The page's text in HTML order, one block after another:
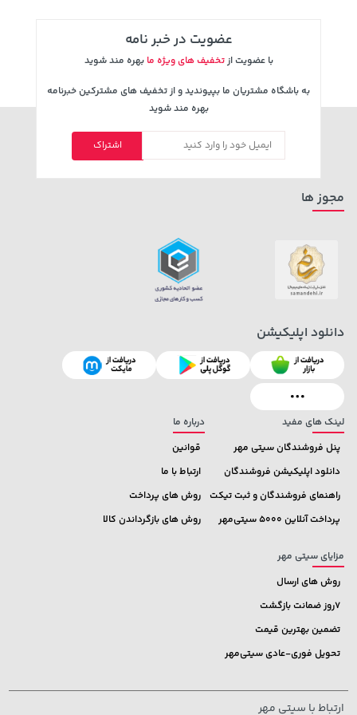
35,880,000 تومان خرید 23,580,000 تومان
339,900 تومان خرید 41,380,000 تومان
عضویت در خبر نامه
با عضویت ازتخفیف های ویژه ما بهره مند شوید
به باشگاه مشتریان ما بپیوندید و از تخفیف های مشترکین خبرنامه
بهره مند شوید
اشتراک
لینک های مفید
پنل فروشندگان سیتی مهر
دانلود اپلیکیشن فروشندگان
راهنمای فروشندگان و ثبت تیکت
پرداخت آنلاین 5000 سیتی‌مهر
درباره ما
قوانین
ارتباط با ما
روش های پرداخت
روش های بازگرداندن کالا
مزایای سیتی مهر
روش های ارسال
7روز ضمانت بازگشت
تضمین بهترین قیمت
تحویل فوری-عادی سیتی‌مهر
مجوز ها
دانلود اپلیکیشن
ارتباط با سیتی مهر